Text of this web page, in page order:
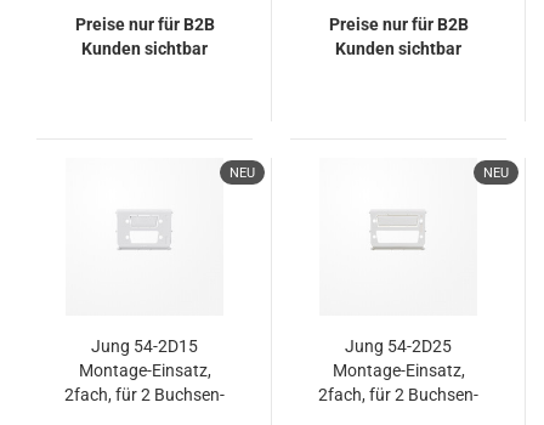
System, geschirmt,
METZ CONNECT
Preise nur für B2B
Kunden sichtbar
JUNG Art.-Nrn.: CXLR-S
und CXLR-D
Preise nur für B2B
Kunden sichtbar
NEU
Jung 54-2D15
Montage-Einsatz,
2fach, für 2 Buchsen-
NEU
Jung 54-2D25
Montage-Einsatz,
2fach, für 2 Buchsen-